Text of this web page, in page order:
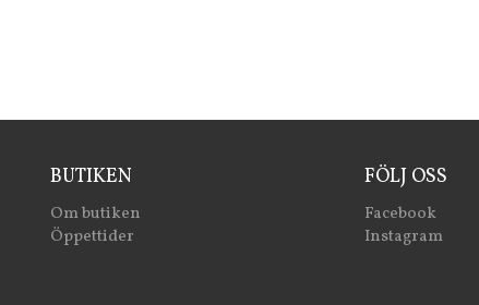
BUTIKEN
Om butiken
Öppettider
FÖLJ OSS
Facebook
Instagram